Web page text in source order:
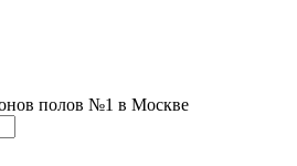
полов №1 в Москве